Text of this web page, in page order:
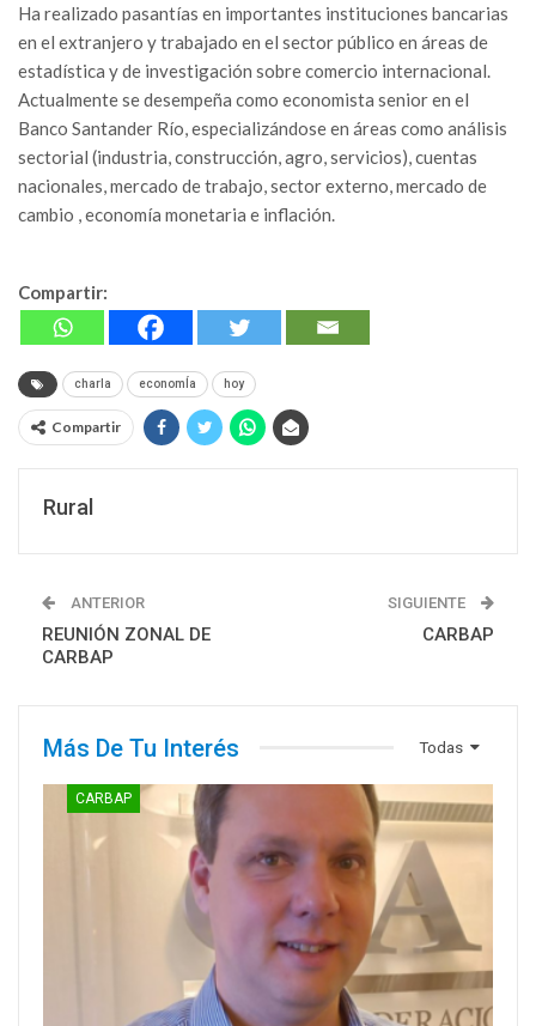
Ha realizado pasantías en importantes instituciones bancarias
en el extranjero y trabajado en el sector público en áreas de
estadística y de investigación sobre comercio internacional.
Actualmente se desempeña como economista senior en el
Banco Santander Río, especializándose en áreas como análisis
sectorial (industria, construcción, agro, servicios), cuentas
nacionales, mercado de trabajo, sector externo, mercado ​de ​
cambio , economía monetaria e inflación.​
Compartir:
charla economÍa hoy
Compartir
Rural
ANTERIOR
REUNIÓN ZONAL DE
CARBAP
SIGUIENTE
CARBAP
Todas
Más De Tu Interés
CARBAP